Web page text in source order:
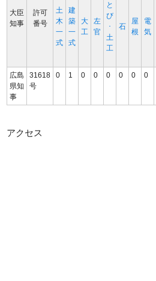
大臣
知事
許可
番号
土
木
一
式
建
築
一
式
大
工
左
官
と
び
･
土
工
石
屋
根
電
気
広島
県知
事
31618
号
0 1 0 0 0 0 0 0
アクセス